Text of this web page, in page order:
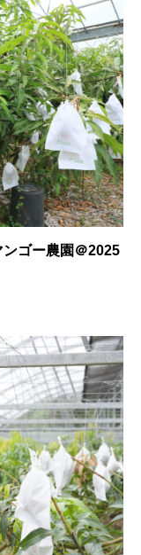
ンゴー農園＠2025